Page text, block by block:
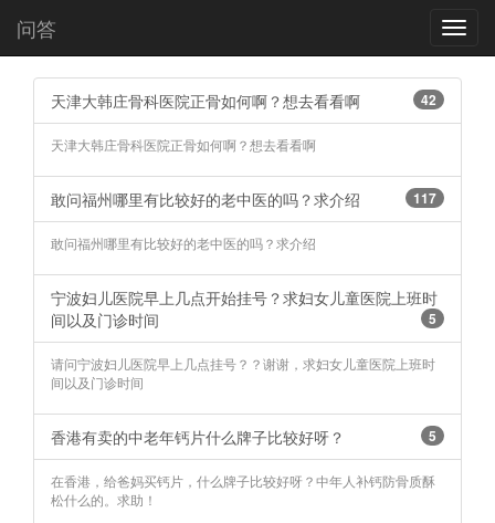
问答
天津大韩庄骨科医院正骨如何啊？想去看看啊 42
天津大韩庄骨科医院正骨如何啊？想去看看啊
敢问福州哪里有比较好的老中医的吗？求介绍 117
敢问福州哪里有比较好的老中医的吗？求介绍
宁波妇儿医院早上几点开始挂号？求妇女儿童医院上班时
间以及门诊时间
5
请问宁波妇儿医院早上几点挂号？？谢谢，求妇女儿童医院上班时
间以及门诊时间
香港有卖的中老年钙片什么牌子比较好呀？ 5
在香港，给爸妈买钙片，什么牌子比较好呀？中年人补钙防骨质酥
松什么的。求助！